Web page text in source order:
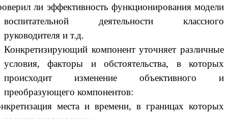
ли эффективность функционирования модели
воспитательной деятельности классного
руководителя и т.д.
Конкретизирующий компонент уточняет различные
условия, факторы и обстоятельства, в которых
происходит изменение объективного и
преобразующего компонентов:
места и времени, в границах которых